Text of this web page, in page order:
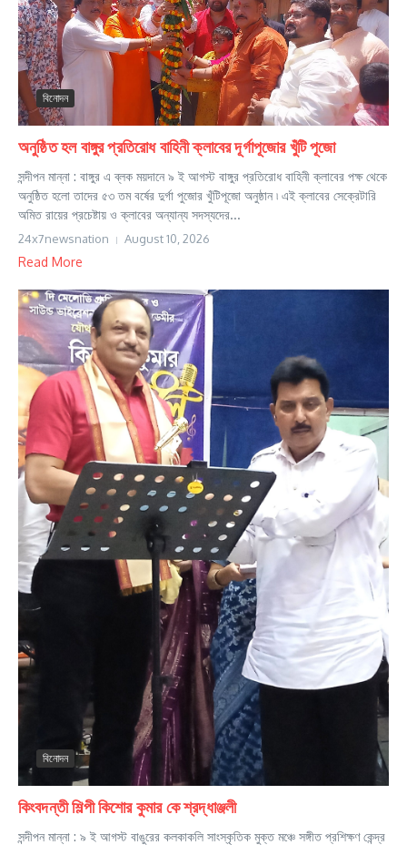
বিনোদন
অনুষ্ঠিত হল বাঙ্গুর প্রতিরোধ বাহিনী ক্লাবের দূর্গাপূজোর খুঁটি পূজো
সন্দীপন মান্না : বাঙ্গুর এ ব্লক ময়দানে ৯ ই আগস্ট বাঙ্গুর প্রতিরোধ বাহিনী ক্লাবের পক্ষ থেকে
অনুষ্ঠিত হলো তাদের ৫৩ তম বর্ষের দুর্গা পুজোর খুঁটিপূজো অনুষ্ঠান ৷ এই ক্লাবের সেক্রেটারি
অমিত রায়ের প্রচেষ্টায় ও ক্লাবের অন্যান্য সদস্যদের...
24x7newsnation August 10, 2026
Read More
বিনোদন
কিংবদন্তী শিল্পী কিশোর কুমার কে শ্রদ্ধাঞ্জলী
সন্দীপন মান্না : ৯ ই আগস্ট বাঙুরের কলকাকলি সাংস্কৃতিক মুক্ত মঞ্চে সঙ্গীত প্রশিক্ষণ কেন্দ্র